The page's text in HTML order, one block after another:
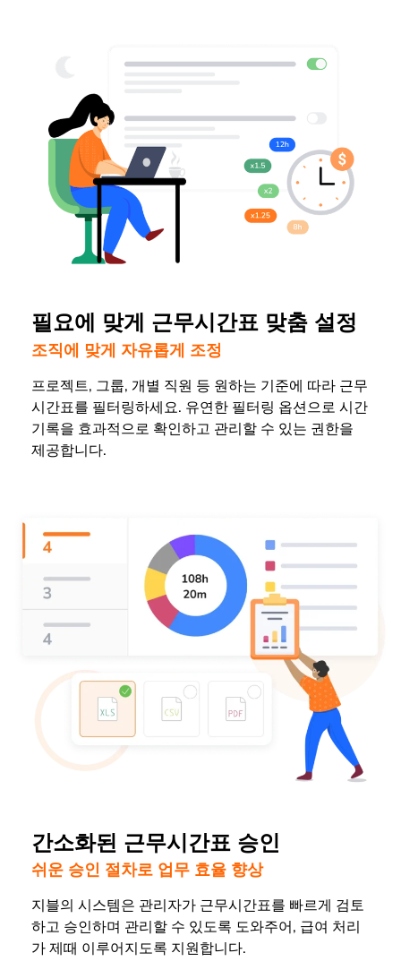
필요에 맞게 근무시간표 맞춤 설정
조직에 맞게 자유롭게 조정
프로젝트, 그룹, 개별 직원 등 원하는 기준에 따라 근무
시간표를 필터링하세요. 유연한 필터링 옵션으로 시간
기록을 효과적으로 확인하고 관리할 수 있는 권한을
제공합니다.
간소화된 근무시간표 승인
쉬운 승인 절차로 업무 효율 향상
지블의 시스템은 관리자가 근무시간표를 빠르게 검토
하고 승인하며 관리할 수 있도록 도와주어, 급여 처리
가 제때 이루어지도록 지원합니다.